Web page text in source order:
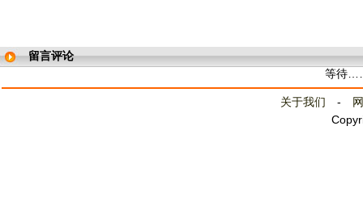
留言评论
等待
关于我们 -